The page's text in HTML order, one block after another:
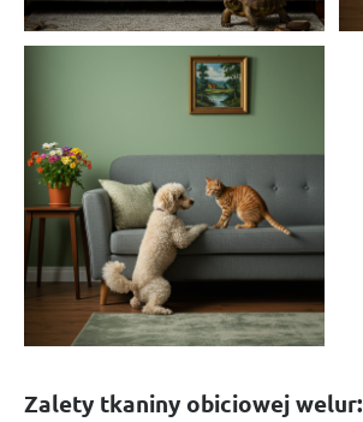
Zalety tkaniny obiciowej welur: